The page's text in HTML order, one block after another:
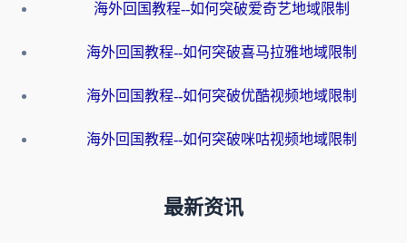
海外回国教程--如何突破爱奇艺地域限制
海外回国教程--如何突破喜马拉雅地域限制
海外回国教程--如何突破优酷视频地域限制
海外回国教程--如何突破咪咕视频地域限制
最新资讯